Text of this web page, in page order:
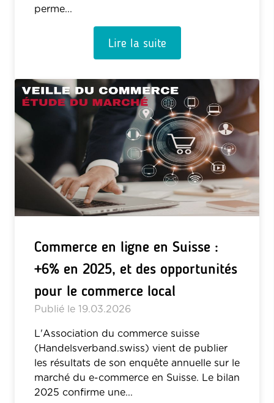
perme...
Lire la suite
Commerce en ligne en Suisse :
+6% en 2025, et des opportunités
pour le commerce local
Publié le 19.03.2026
L'Association du commerce suisse
(Handelsverband.swiss) vient de publier
les résultats de son enquête annuelle sur le
marché du e-commerce en Suisse. Le bilan
2025 confirme une...